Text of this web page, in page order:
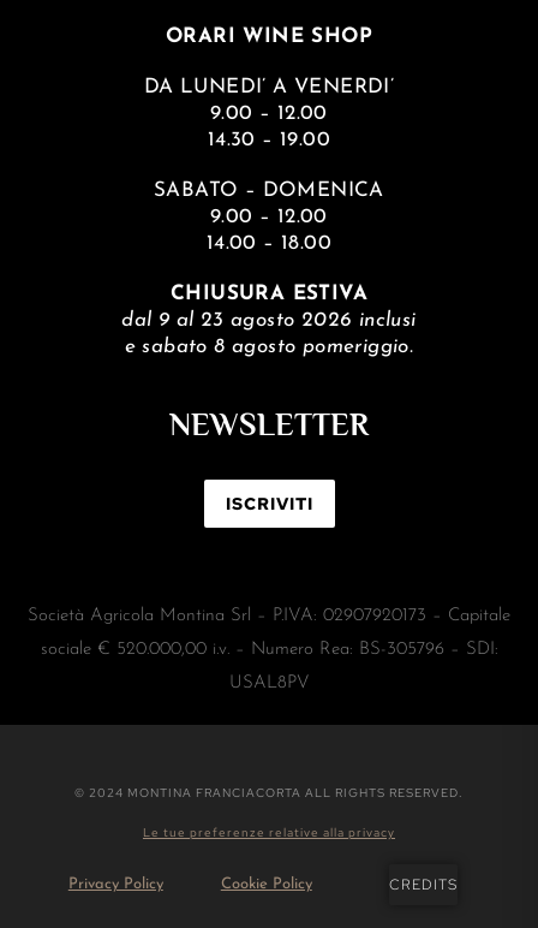
ORARI WINE SHOP
DA LUNEDI’ A VENERDI’
9.00 – 12.00
14.30 – 19.00
SABATO – DOMENICA
9.00 – 12.00
14.00 – 18.00
CHIUSURA ESTIVA
dal 9 al 23 agosto 2026 inclusi
e sabato 8 agosto pomeriggio.
NEWSLETTER
ISCRIVITI
Società Agricola Montina Srl – P.IVA: 02907920173 – Capitale
sociale € 520.000,00 i.v. – Numero Rea: BS-305796 – SDI:
USAL8PV
© 2024 MONTINA FRANCIACORTA ALL RIGHTS RESERVED.
Le tue preferenze relative alla privacy
Privacy Policy Cookie Policy CREDITS